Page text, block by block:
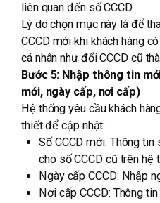
liên quan đến số CCCD.
Lý do chọn mục này là để
CCCD mới khi khách hàng
cá nhân như đổi CCCD cũ
Bước 5: Nhập thông tin
mới, ngày cấp, nơi cấp)
Hệ thống yêu cầu khách
thiết để cập nhật:
Số CCCD mới: Thông
cho số CCCD cũ trên hệ
Ngày cấp CCCD: Nhập
Nơi cấp CCCD: Thông